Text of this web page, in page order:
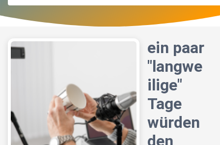
ein paar
"langwe
ilige"
Tage
würden
den